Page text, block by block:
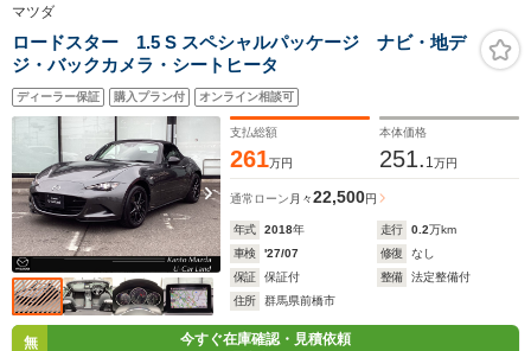
マツダ
ロードスター 1.5 S スペシャルパッケージ ナビ・地デ
ジ・バックカメラ・シートヒータ
ディーラー保証 購入プラン付 オンライン相談可
支払総額
261万円
本体価格
251. 1万円
通常ローン 月々22,500円
年式 2018年 走行 0.2万km
車検
'27/07 修復
なし
保証
保証付 整備
法定整備付
住所
群馬県前橋市
無
今すぐ在庫確認・見積依頼